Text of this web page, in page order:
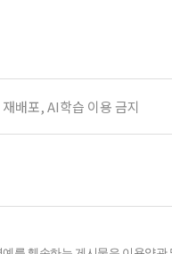
배포, AI학습 이용 금지